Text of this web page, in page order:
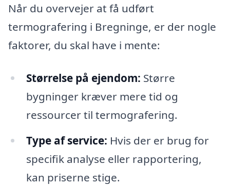
Når du overvejer at få udført
termografering i Bregninge, er der nogle
faktorer, du skal have i mente:
Størrelse på ejendom: Større
bygninger kræver mere tid og
ressourcer til termografering.
Type af service: Hvis der er brug for
specifik analyse eller rapportering,
kan priserne stige.